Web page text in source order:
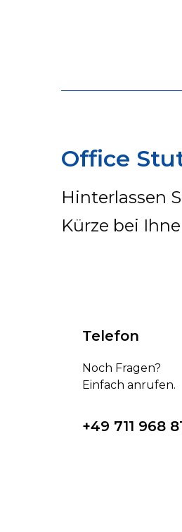
Office
Hinterlassen
Kürze bei
Telefon
Noch Fragen?
Einfach anrufen.
+49 711 968